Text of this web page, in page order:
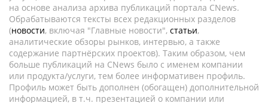
на основе анализа архива публикаций портала CNews.
Обрабатываются тексты всех редакционных разделов
(новости, включая "Главные новости", статьи,
аналитические обзоры рынков, интервью, а также
содержание партнёрских проектов). Таким образом, чем
больше публикаций на CNews было с именем компании
или продукта/услуги, тем более информативен профиль.
Профиль может быть дополнен (обогащен) дополнительной
информацией, в т.ч. презентацией о компании или